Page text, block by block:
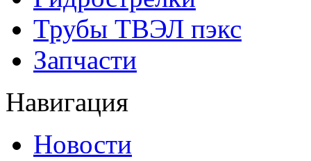
Трубы ТВЭЛ пэкс
Запчасти
Навигация
Новости